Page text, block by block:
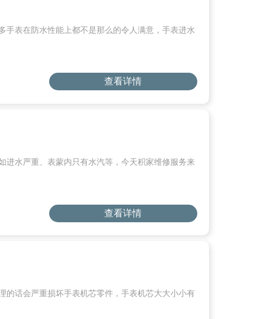
手表在防水性能上都不是那么的令人满意，手表进水
查看详情
进水严重、表蒙内只有水汽等，今天积家维修服务来
查看详情
的话会严重损坏手表机芯零件，手表机芯大大小小有